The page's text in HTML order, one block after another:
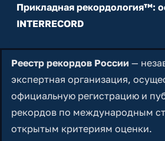
Прикладная рекордология™:
INTERRECORD
Реестр рекордов России —
экспертная организация,
официальную регистрацию и
рекордов по международным
открытым критериям оценки.